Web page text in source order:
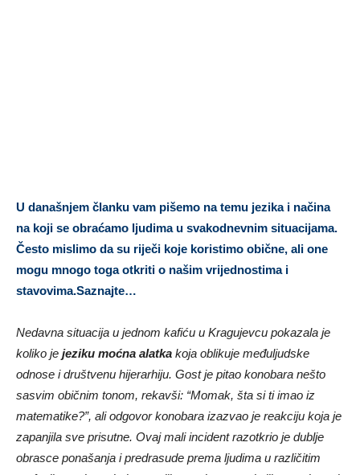
U današnjem članku vam pišemo na temu jezika i načina
na koji se obraćamo ljudima u svakodnevnim situacijama.
Često mislimo da su riječi koje koristimo obične, ali one
mogu mnogo toga otkriti o našim vrijednostima i
stavovima.Saznajte…
Nedavna situacija u jednom kafiću u Kragujevcu pokazala je
koliko je jeziku moćna alatka koja oblikuje međuljudske
odnose i društvenu hijerarhiju. Gost je pitao konobara nešto
sasvim običnim tonom, rekavši: “Momak, šta si ti imao iz
matematike?”, ali odgovor konobara izazvao je reakciju koja je
zapanjila sve prisutne. Ovaj mali incident razotkrio je dublje
obrasce ponašanja i predrasude prema ljudima u različitim